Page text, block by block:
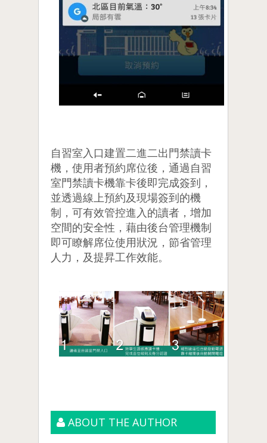
自習室入口建置二進二出門禁讀卡
機，使用者預約席位後，通過自習
室門禁讀卡機靠卡後即完成簽到，
並透過線上預約及現場簽到的機
制，可有效管控進入的讀者，增加
空間的安全性，藉由後台管理機制
即可瞭解席位使用狀況，節省管理
人力，及提昇工作效能。
ABOUT THE AUTHOR